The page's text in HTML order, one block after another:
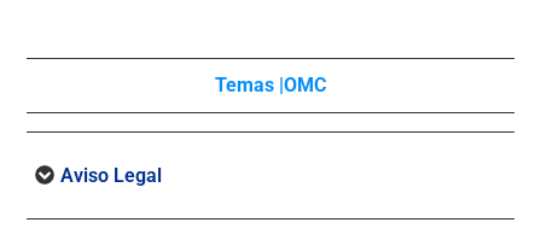
Temas |OMC
Aviso Legal